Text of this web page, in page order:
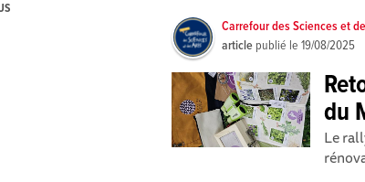
Carrefour des Sciences et
article publié le19/08/2025
du
Le